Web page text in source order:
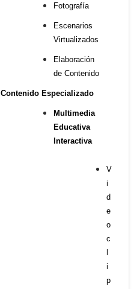
Fotografía
Escenarios
Virtualizados
Elaboración
de Contenido
Contenido Especializado
Multimedia
Educativa
Interactiva
V
i
d
e
o
c
i
p